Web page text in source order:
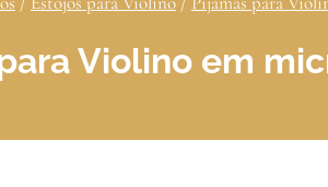
Violino em